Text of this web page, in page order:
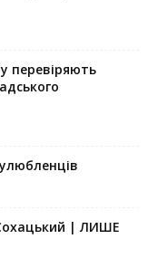
перевіряють
| ЛИШЕ